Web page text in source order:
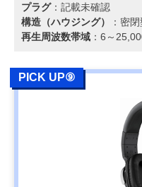
プラグ：記載未確認
構造（ハウジング）
：密
再生周波数帯域 ：6～
PICK UP⑨